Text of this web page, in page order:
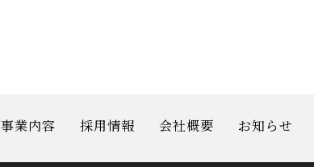
事業内容 採用情報 会社概要 お知らせ